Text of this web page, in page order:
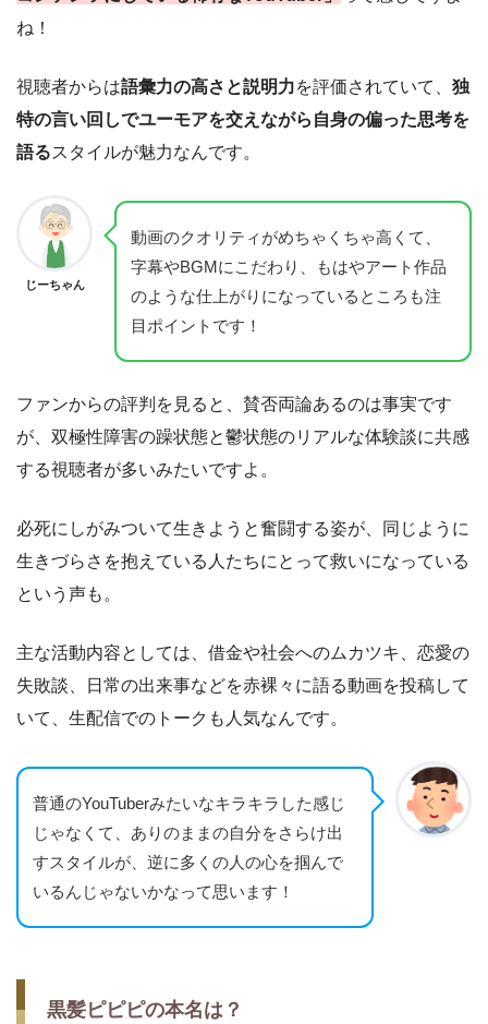
ね！
視聴者からは語彙力の高さと説明力を評価されていて、 独
特の言い回しでユーモアを交えながら自身の偏った思考を
語るスタイルが魅力なんです。
じーちゃん
動画のクオリティがめちゃくちゃ高くて、
字幕やBGMにこだわり、もはやアート作品
のような仕上がりになっているところも注
目ポイントです！
ファンからの評判を見ると、賛否両論あるのは事実です
が、双極性障害の躁状態と鬱状態のリアルな体験談に共感
する視聴者が多いみたいですよ。
必死にしがみついて生きようと奮闘する姿が、同じように
生きづらさを抱えている人たちにとって救いになっている
という声も。
主な活動内容としては、借金や社会へのムカツキ、恋愛の
失敗談、日常の出来事などを赤裸々に語る動画を投稿して
いて、生配信でのトークも人気なんです。
普通のYouTuberみたいなキラキラした感じ
じゃなくて、ありのままの自分をさらけ出
すスタイルが、逆に多くの人の心を掴んで
いるんじゃないかなって思います！
黒髪ピピピの本名は？